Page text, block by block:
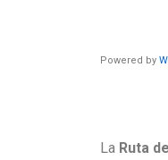
Powered by
La Ruta